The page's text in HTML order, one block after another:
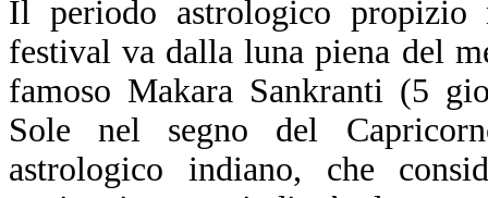
Il periodo astrologico propizio
festival va dalla luna piena del
famoso Makara Sankranti (5
Sole nel segno del
astrologico indiano, che